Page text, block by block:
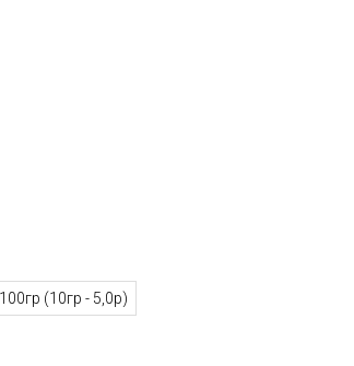
100гр (10гр - 5,0р)